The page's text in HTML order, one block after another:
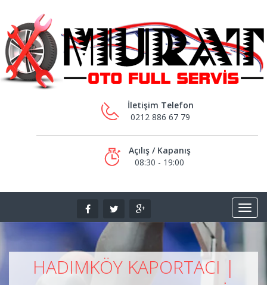
İletişim Telefon
0212 886 67 79
Açılış / Kapanış
08:30 - 19:00
HADIMKÖY KAPORTACI |